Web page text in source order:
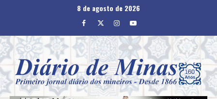
8 de agosto de 2026
Facebook
TwitterInstagram
Youtube